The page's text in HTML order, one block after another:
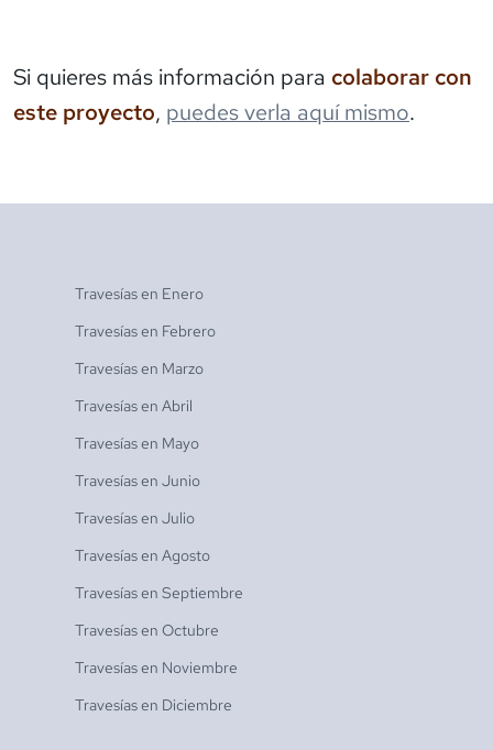
Si quieres más información para colaborar con
este proyecto, puedes verla aquí mismo.
Travesías en Enero
Travesías en Febrero
Travesías en Marzo
Travesías en Abril
Travesías en Mayo
Travesías en Junio
Travesías en Julio
Travesías en Agosto
Travesías en Septiembre
Travesías en Octubre
Travesías en Noviembre
Travesías en Diciembre